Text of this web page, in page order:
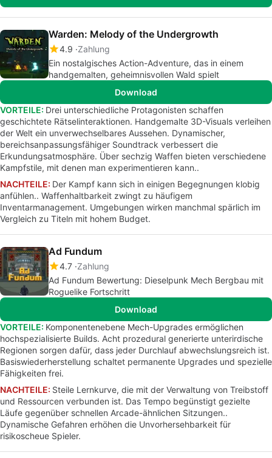
Warden: Melody of the Undergrowth
4.9 Zahlung
Ein nostalgisches Action-Adventure, das in einem
handgemalten, geheimnisvollen Wald spielt
Download
VORTEILE: Drei unterschiedliche Protagonisten schaffen
geschichtete Rätselinteraktionen. Handgemalte 3D-Visuals verleihen
der Welt ein unverwechselbares Aussehen. Dynamischer,
bereichsanpassungsfähiger Soundtrack verbessert die
Erkundungsatmosphäre. Über sechzig Waffen bieten verschiedene
Kampfstile, mit denen man experimentieren kann..
NACHTEILE: Der Kampf kann sich in einigen Begegnungen klobig
anfühlen.. Waffenhaltbarkeit zwingt zu häufigem
Inventarmanagement. Umgebungen wirken manchmal spärlich im
Vergleich zu Titeln mit hohem Budget.
Ad Fundum
4.7 Zahlung
Ad Fundum Bewertung: Dieselpunk Mech Bergbau mit
Roguelike Fortschritt
Download
VORTEILE: Komponentenebene Mech-Upgrades ermöglichen
hochspezialisierte Builds. Acht prozedural generierte unterirdische
Regionen sorgen dafür, dass jeder Durchlauf abwechslungsreich ist.
Basiswiederherstellung schaltet permanente Upgrades und spezielle
Fähigkeiten frei.
NACHTEILE: Steile Lernkurve, die mit der Verwaltung von Treibstoff
und Ressourcen verbunden ist. Das Tempo begünstigt gezielte
Läufe gegenüber schnellen Arcade-ähnlichen Sitzungen..
Dynamische Gefahren erhöhen die Unvorhersehbarkeit für
risikoscheue Spieler.